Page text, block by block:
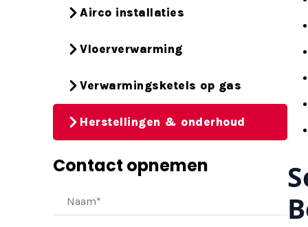
Airco installaties
Vloerverwarming
Verwarmingsketels op gas
Herstellingen & onderhoud
Contact opnemen